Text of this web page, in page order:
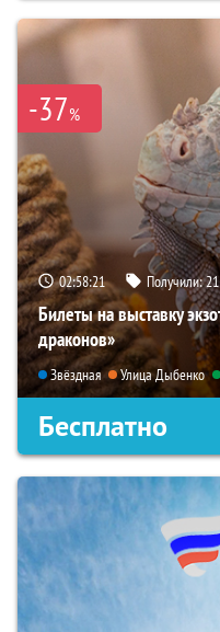
-37%
02:58:19 Получили:21
Билеты на выставку
драконов»
Звёздная Улица Дыбенко
Бесплатно